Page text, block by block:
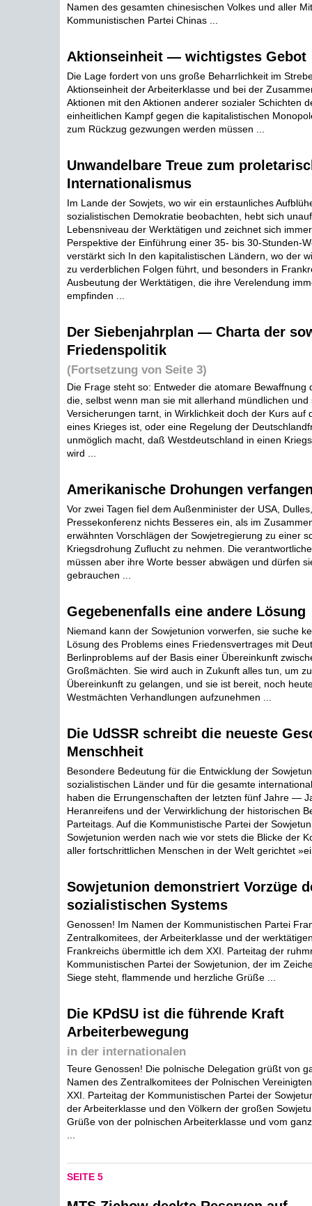
Namen des gesamten chinesischen Volkes und aller
Kommunistischen Partei Chinas ...
Aktionseinheit — wichtigstes Gebot
Die Lage fordert von uns große Beharrlichkeit im
Aktionseinheit der Arbeiterklasse und bei der
Aktionen mit den Aktionen anderer sozialer Schichten
einheitlichen Kampf gegen die kapitalistischen
zum Rückzug gezwungen werden müssen ...
Unwandelbare Treue zum
Internationalismus
Im Lande der Sowjets, wo wir ein erstaunliches
sozialistischen Demokratie beobachten, hebt sich
Lebensniveau der Werktätigen und zeichnet sich
Perspektive der Einführung einer 35- bis 30-Stunden-
verstärkt sich In den kapitalistischen Ländern, wo der
zu verderblichen Folgen führt, und besonders in
Ausbeutung der Werktätigen, die ihre Verelendung
empfinden ...
Der Siebenjahrplan — Charta der
Friedenspolitik
(Fortsetzung von Seite 3)
Die Frage steht so: Entweder die atomare Bewaffnung
die, selbst wenn man sie mit allerhand mündlichen und
Versicherungen tarnt, in Wirklichkeit doch der Kurs auf
eines Krieges ist, oder eine Regelung der
unmöglich macht, daß Westdeutschland in einen
wird ...
Amerikanische Drohungen
Vor zwei Tagen fiel dem Außenminister der USA,
Pressekonferenz nichts Besseres ein, als im
erwähnten Vorschlägen der Sowjetregierung zu einer
Kriegsdrohung Zuflucht zu nehmen. Die
müssen aber ihre Worte besser abwägen und dürfen
gebrauchen ...
Gegebenenfalls eine andere Lösung
Niemand kann der Sowjetunion vorwerfen, sie suche
Lösung des Problems eines Friedensvertrages mit
Berlinproblems auf der Basis einer Übereinkunft
Großmächten. Sie wird auch in Zukunft alles tun, um
Übereinkunft zu gelangen, und sie ist bereit, noch
Westmächten Verhandlungen aufzunehmen ...
Die UdSSR schreibt die neueste
Menschheit
Besondere Bedeutung für die Entwicklung der
sozialistischen Länder und für die gesamte
haben die Errungenschaften der letzten fünf Jahre —
Heranreifens und der Verwirklichung der historischen
Parteitags. Auf die Kommunistische Partei der
Sowjetunion werden nach wie vor stets die Blicke der
aller fortschrittlichen Menschen in der Welt gerichtet
Sowjetunion demonstriert Vorzüge
sozialistischen Systems
Genossen! Im Namen der Kommunistischen Partei
Zentralkomitees, der Arbeiterklasse und der
Frankreichs übermittle ich dem XXI. Parteitag der
Kommunistischen Partei der Sowjetunion, der im
Siege steht, flammende und herzliche Grüße ...
Die KPdSU ist die führende Kraft
Arbeiterbewegung
in der internationalen
Teure Genossen! Die polnische Delegation grüßt von
Namen des Zentralkomitees der Polnischen
XXI. Parteitag der Kommunistischen Partei der
der Arbeiterklasse und den Völkern der großen
Grüße von der polnischen Arbeiterklasse und vom
SEITE 5